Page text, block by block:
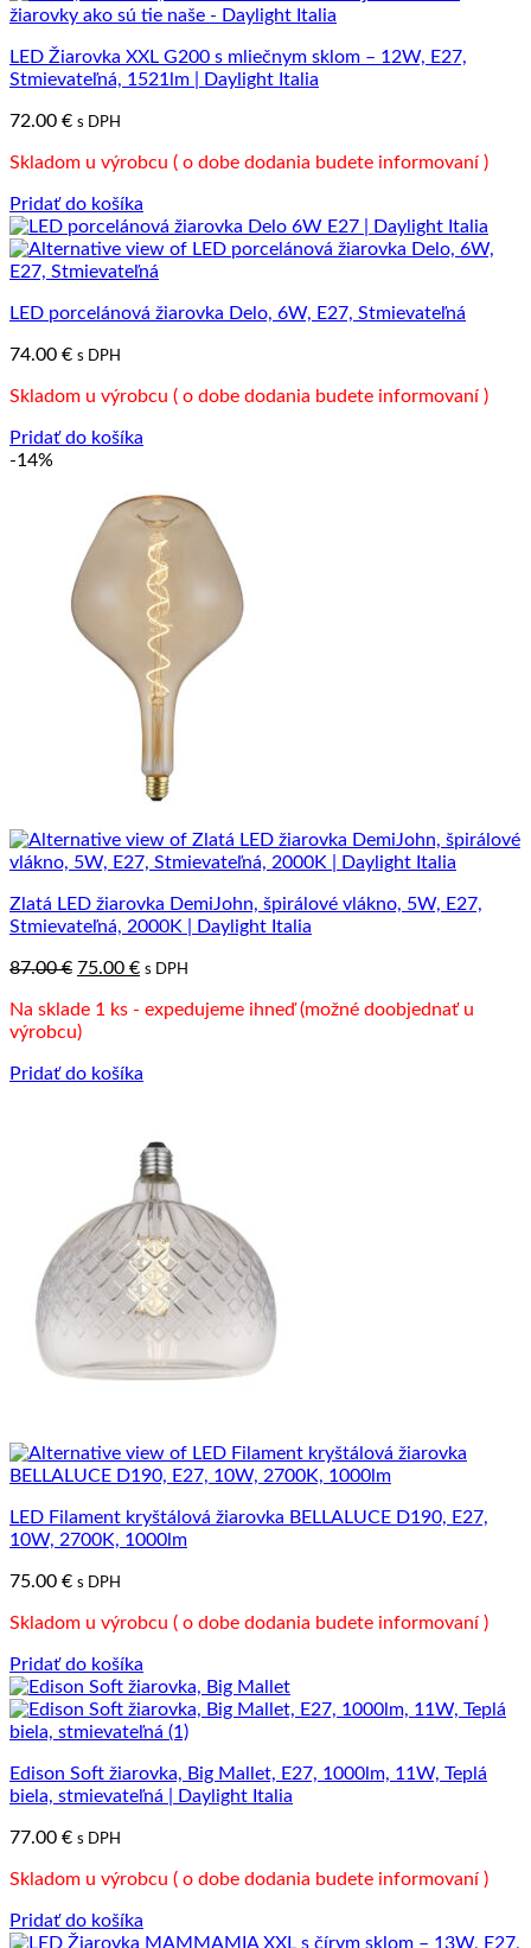
LED Žiarovka XXL G200 s mliečnym sklom – 12W, E27,
Stmievateľná, 1521lm | Daylight Italia
72.00 € s DPH
Skladom u výrobcu ( o dobe dodania budete informovaní )
Pridať do košíka
LED porcelánová žiarovka Delo, 6W, E27, Stmievateľná
74.00 € s DPH
Skladom u výrobcu ( o dobe dodania budete informovaní )
Pridať do košíka
-14%
Zlatá LED žiarovka DemiJohn, špirálové vlákno, 5W, E27,
Stmievateľná, 2000K | Daylight Italia
87.00€ Pôvodná
bola:
87.00 €.
75.00 €Aktuálna
je:
s DPH
Na sklade 1 ks - expedujeme ihneď (možné doobjednať u
výrobcu)
Pridať do košíka
LED Filament kryštálová žiarovka BELLALUCE D190, E27,
10W, 2700K, 1000lm
75.00 € s DPH
Skladom u výrobcu ( o dobe dodania budete informovaní )
Pridať do košíka
Edison Soft žiarovka, Big Mallet, E27, 1000lm, 11W, Teplá
biela, stmievateľná | Daylight Italia
77.00 € s DPH
Skladom u výrobcu ( o dobe dodania budete informovaní )
Pridať do košíka